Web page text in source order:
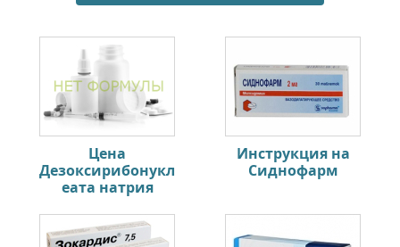
Цена
Дезоксирибонукл
еата натрия
Инструкция на
Сиднофарм